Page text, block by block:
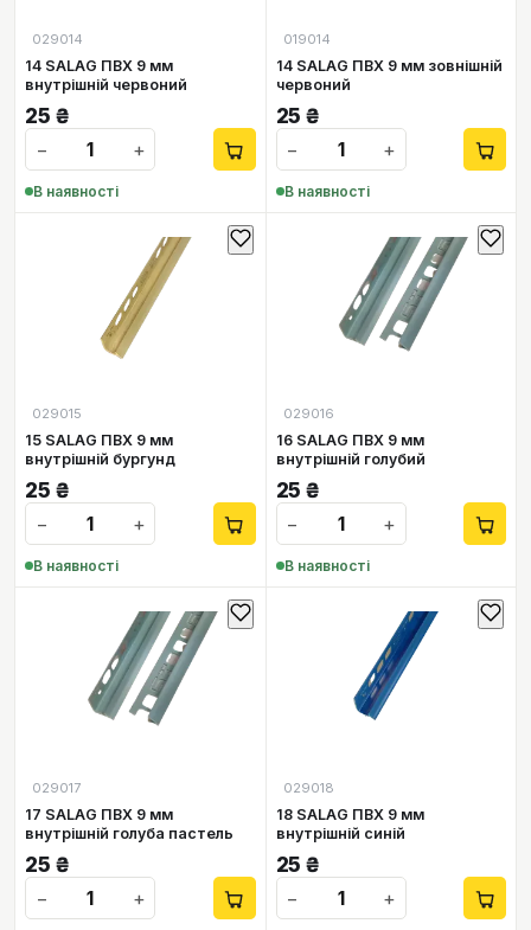
029014
14 SALAG ПВХ 9 мм
внутрішній червоний
25 ₴
−
+
В наявності
019014
14 SALAG ПВХ 9 мм зовнішній
червоний
25 ₴
−
+
В наявності
029015
15 SALAG ПВХ 9 мм
внутрішній бургунд
25 ₴
−
+
В наявності
029016
16 SALAG ПВХ 9 мм
внутрішній голубий
25 ₴
−
+
В наявності
029017
17 SALAG ПВХ 9 мм
внутрішній голуба пастель
25 ₴
−
+
029018
18 SALAG ПВХ 9 мм
внутрішній синій
25 ₴
−
+